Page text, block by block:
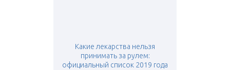
Какие лекарства нельзя
принимать за рулем:
официальный список 2019 года